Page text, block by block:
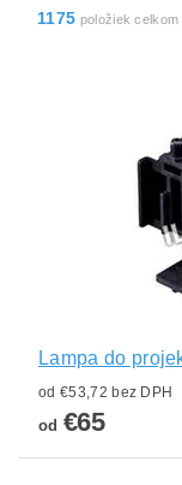
1175 položiek celkom
Lampa do
od €53,72 bez DPH
od €65